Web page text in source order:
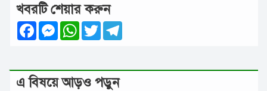
খবরটি শেয়ার করুন
FacebookMessenger
WhatsApp
Twitter
এ বিষয়ে আড়ও পড়ুন